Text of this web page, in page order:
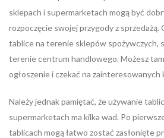
sklepach i supermarketach mogą być
rozpoczęcie swojej przygody z sprzedażą.
tablice na terenie sklepów spożywczych,
terenie centrum handlowego. Możesz
ogłoszenie i czekać na zainteresowanych
Należy jednak pamiętać, że używanie
supermarketach ma kilka wad. Po
tablicach mogą łatwo zostać zasłonięte